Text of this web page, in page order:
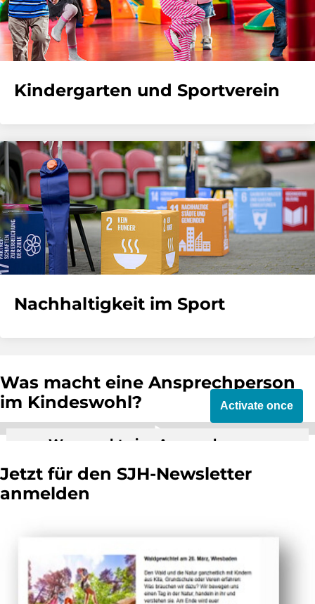
Kindergarten und Sportverein
Nachhaltigkeit im Sport
Was macht eine Ansprechperson
im Kindeswohl?
Was macht eine Ansprechperson
By activating external video from YouTube,
Activate once
Jetzt für den SJH-Newsletter
anmelden